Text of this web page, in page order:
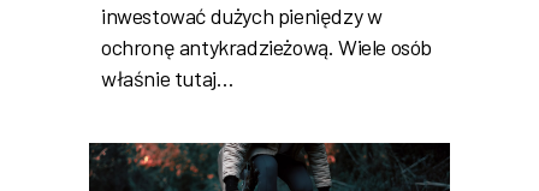
inwestować dużych pieniędzy w
ochronę antykradzieżową. Wiele osób
właśnie tutaj…